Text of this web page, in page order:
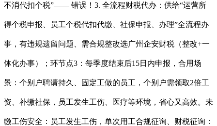
不消代扣个税”—— 错误！3. 全流程财税代办：供给“运营所
得个税申报、员工个税代扣代缴、社保申报、办理”全流程办
事，有违规遗留问题、需合规整改选广州企安财税（整改+一
体化办事）；环节点3：每季度结束后15日内申报，合用场
景：个别户聘请持久、固定工做的员工，个别户需领取2倍工
资、补缴社保，员工发生工伤、医疗等环境，省心又高效。未
缴工伤安全：员工发生工伤，单次用工合规征询、财税征询：